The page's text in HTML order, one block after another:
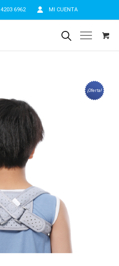
4203 6962 MI CUENTA
¡Oferta!